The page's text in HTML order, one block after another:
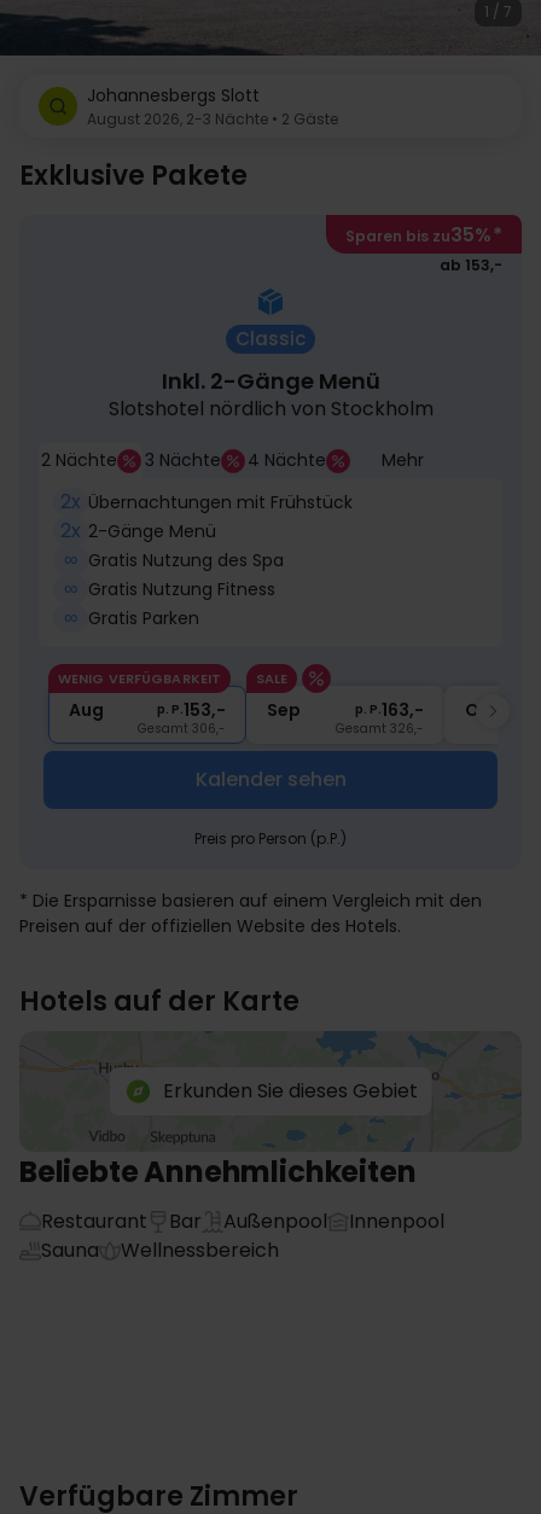
1 / 7
Johannesbergs Slott
August 2026, 2-3 Nächte • 2 Gäste
Exklusive Pakete
Sparen bis zu35%*
ab 153,-
Classic
Inkl. 2-Gänge Menü
Slotshotel nördlich von Stockholm
2 Nächte 3 Nächte 4 Nächte Mehr
2x Übernachtungen mit Frühstück
2x 2-Gänge Menü
∞ Gratis Nutzung des Spa
∞ Gratis Nutzung Fitness
∞ Gratis Parken
WENIG VERFÜGBARKEIT
Aug p. P.153,-
Gesamt 306,-
SALE
Sep p. P.163,-
Gesamt 326,-
Okt
Kalender sehen
Preis pro Person (p.P.)
* Die Ersparnisse basieren auf einem Vergleich mit den
Preisen auf der offiziellen Website des Hotels.
Hotels auf der Karte
Erkunden Sie dieses Gebiet
Beliebte Annehmlichkeiten
Restaurant Bar Außenpool
Innenpool
Sauna
Wellnessbereich
Verfügbare Zimmer